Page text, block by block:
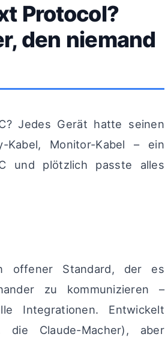
Protocol?
den niemand
Jedes Gerät hatte seinen
Kabel, Monitor-Kabel – ein
und plötzlich passte alles
offener Standard, der es
zu kommunizieren –
Integrationen. Entwickelt
Claude-Macher), aber